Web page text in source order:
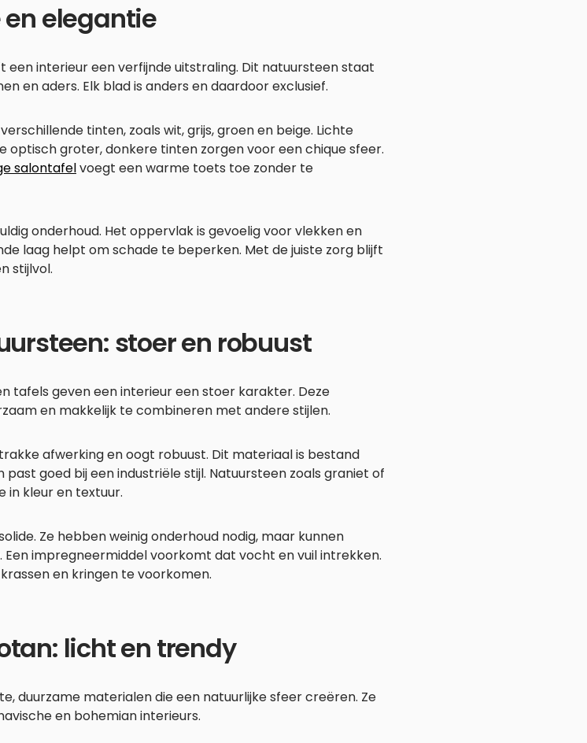
elegantie
een interieur een verfijnde uitstraling. Dit natuursteen staat
en aders. Elk blad is anders en daardoor exclusief.
tinten, zoals wit, grijs, groen en beige. Lichte
optisch groter, donkere tinten zorgen voor een chique sfeer.
salontafelvoegt een warme toets toe zonder te
onderhoud. Het oppervlak is gevoelig voor vlekken en
laag helpt om schade te beperken. Met de juiste zorg blijft
stijlvol.
stoer en robuust
tafels geven een interieur een stoer karakter. Deze
en makkelijk te combineren met andere stijlen.
afwerking en oogt robuust. Dit materiaal is bestand
goed bij een industriële stijl. Natuursteen zoals graniet of
in kleur en textuur.
Ze hebben weinig onderhoud nodig, maar kunnen
Een impregneermiddel voorkomt dat vocht en vuil intrekken.
en kringen te voorkomen.
licht en trendy
duurzame materialen die een natuurlijke sfeer creëren. Ze
en bohemian interieurs.